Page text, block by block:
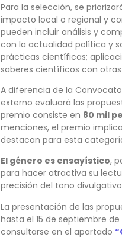
Para la selección, se
impacto local o regional y
pueden incluir análisis y
con la actualidad política y
prácticas científicas;
saberes científicos con
A diferencia de la
externo evaluará las
premio consiste en 80 mil
menciones, el premio
destacan para esta
El género es ensayístico,
para hacer atractiva su
precisión del tono
La presentación de las
hasta el 15 de septiembre
consultarse en el apartado